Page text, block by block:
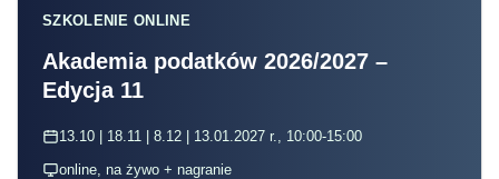
SZKOLENIE ONLINE
Akademia podatków 2026/2027 –
Edycja 11
13.10 | 18.11 | 8.12 | 13.01.2027 r., 10:00-15:00
online, na żywo + nagranie